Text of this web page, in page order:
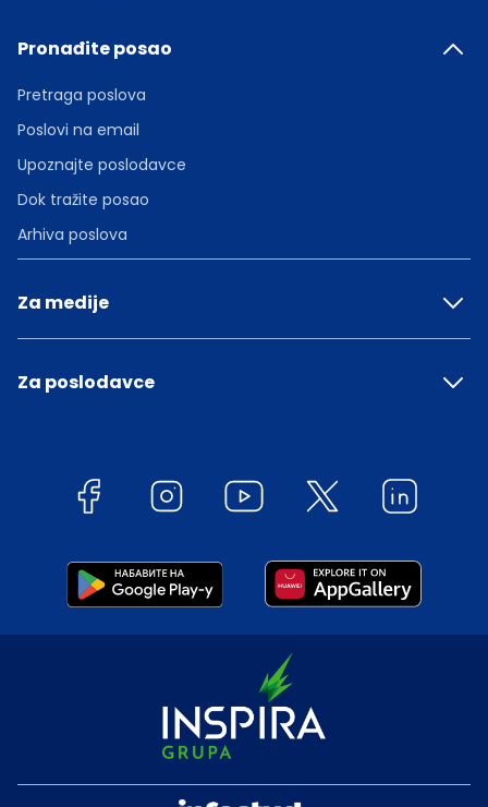
Pronađite posao
Pretraga poslova
Poslovi na email
Upoznajte poslodavce
Dok tražite posao
Arhiva poslova
Za medije
Za poslodavce